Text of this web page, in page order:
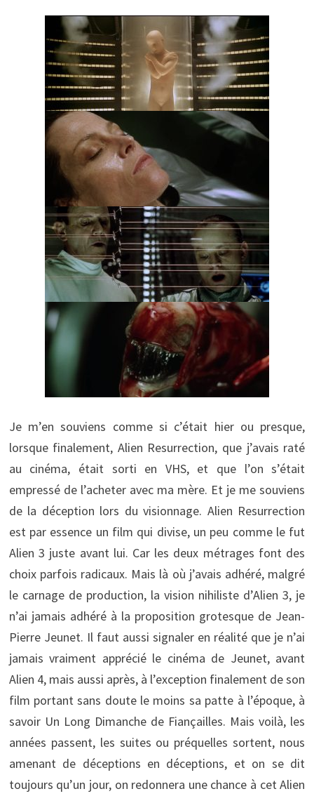
Je m’en souviens comme si c’était hier ou presque,
lorsque finalement, Alien Resurrection, que j’avais raté
au cinéma, était sorti en VHS, et que l’on s’était
empressé de l’acheter avec ma mère. Et je me souviens
de la déception lors du visionnage. Alien Resurrection
est par essence un film qui divise, un peu comme le fut
Alien 3 juste avant lui. Car les deux métrages font des
choix parfois radicaux. Mais là où j’avais adhéré, malgré
le carnage de production, la vision nihiliste d’Alien 3, je
n’ai jamais adhéré à la proposition grotesque de Jean-
Pierre Jeunet. Il faut aussi signaler en réalité que je n’ai
jamais vraiment apprécié le cinéma de Jeunet, avant
Alien 4, mais aussi après, à l’exception finalement de son
film portant sans doute le moins sa patte à l’époque, à
savoir Un Long Dimanche de Fiançailles. Mais voilà, les
années passent, les suites ou préquelles sortent, nous
amenant de déceptions en déceptions, et on se dit
toujours qu’un jour, on redonnera une chance à cet Alien